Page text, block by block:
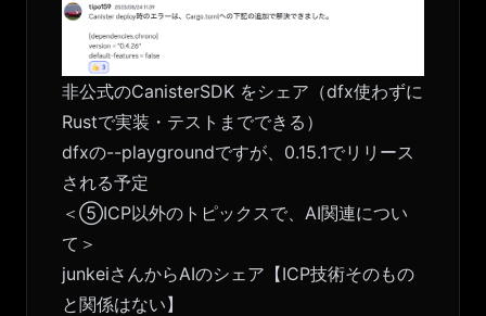
非公式のCanisterSDK をシェア（dfx使わずに
Rustで実装・テストまでできる）
dfxの--playgroundですが、 0.15.1でリリース
される予定
＜⑤ICP以外のトピックスで、AI関連につい
て＞
junkeiさんからAIのシェア【ICP技術そのもの
と関係はない】